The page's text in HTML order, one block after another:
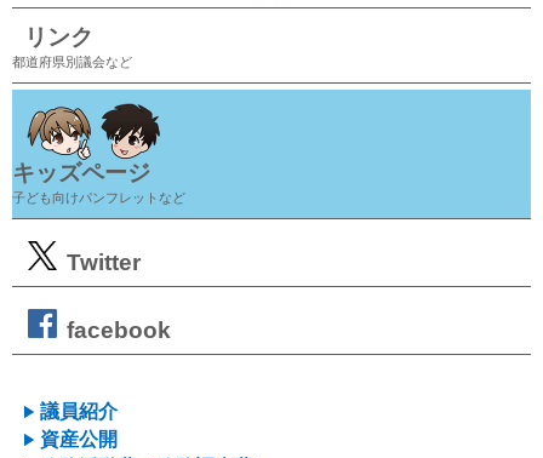
リンク
都道府県別議会など
キッズページ
子ども向けパンフレットなど
Twitter
facebook
議員紹介
資産公開